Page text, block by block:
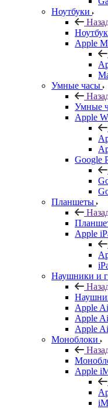
Ноутбуки
Apple
Умные часы
Умные
Apple
Google
Планшеты
Apple
Наушники и
Apple
Apple
Apple
Моноблоки
Apple